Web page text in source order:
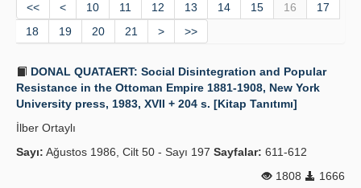
Dergi Kurulları
Yazım Kuralları
İlkeler
Yayın Politikaları
Kılavuzlar
<< < 10 11 12 13 14 15 16
17
18
19 20 21 > >>
DONAL QUATAERT: Social Disintegration and Popular
Resistance in the Ottoman Empire 1881-1908, New York
University press, 1983, XVII + 204 s. [Kitap Tanıtımı]
İlber Ortaylı
Sayı: Ağustos 1986, Cilt 50 - Sayı 197 Sayfalar: 611-612
1808
1666